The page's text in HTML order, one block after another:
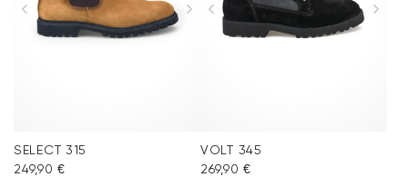
SELECT 315
249,90 €
VOLT 345
269,90 €